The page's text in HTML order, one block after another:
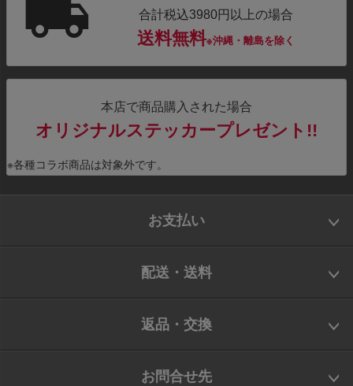
合計税込3980円以上の場合
送料無料※沖縄・離島を除く
本店で商品購入された場合
オリジナルステッカープレゼント!!
※各種コラボ商品は対象外です。
お支払い
配送・送料
返品・交換
お問合せ先